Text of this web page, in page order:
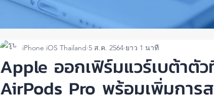
Apple ออกเฟิร์มแวร์เบต้าตั
AirPods Pro พร้อมเพิ่มการ
iPhone iOS Thailand 5 ส.ค. 2564 ยาว 1 นาที